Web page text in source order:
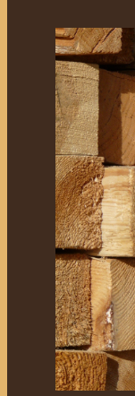
Jual
Blog
Kontak
Hubungi
Hubungi